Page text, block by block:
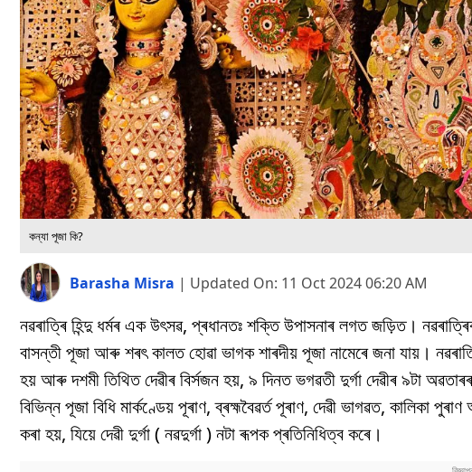
কন্যা পূজা কি?
Barasha Misra | Updated On: 11 Oct 2024 06:20 AM
নৱৰাত্ৰি হিন্দু ধৰ্মৰ এক উৎসৱ, প্ৰধানতঃ শক্তি উপাসনাৰ লগত জড়িত।
বাসন্তী পূজা আৰু শৰৎ কালত হোৱা ভাগক শাৰদীয় পূজা নামেৰে জনা যায়।
হয় আৰু দশমী তিথিত দেৱীৰ বিৰ্সজন হয়, ৯ দিনত ভগৱতী দুৰ্গা দেৱীৰ ৯টা
বিভিন্ন পূজা বিধি মাৰ্কণ্ডেয় পূৰাণ, ব্ৰহ্মবৈৱৰ্ত পূৰাণ, দেৱী ভাগৱত, কালিকা
কৰা হয়, যিয়ে দেৱী দুৰ্গা ( নৱদুৰ্গা ) নটা ৰূপক প্ৰতিনিধিত্ব কৰে।